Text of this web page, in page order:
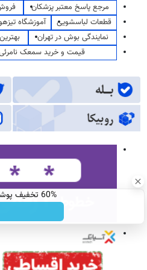
مرجع پاسخ معتبر پزشکان
قطعات لباسشویی
آموزشگاه
نمایندگی بوش در تهران
قیمت و خرید سمعک
60% تخفیف پوشاک جین وست + خرید در 4 قسط